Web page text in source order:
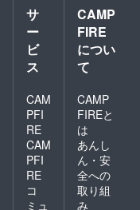
サ
ー
ビ
ス
CAM
PFI
RE
CAM
PFI
RE
コ
ミュ
CAMP
FIRE
につい
て
CAMP
FIREと
は
あんし
ん・安
全への
取り組
み